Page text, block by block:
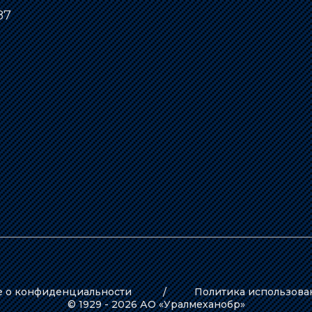
конфиденциальности
Политика
© 1929 - 2026 АО «Уралмеханобр»